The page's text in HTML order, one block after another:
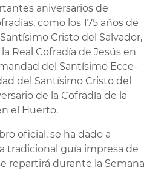
aniversarios de
como los 175 años de
Cristo del Salvador,
Real Cofradía de Jesús en
del Santísimo Ecce-
del Santísimo Cristo del
de la Cofradía de la
el Huerto.
oficial, se ha dado a
tradicional guía impresa de
repartirá durante la Semana